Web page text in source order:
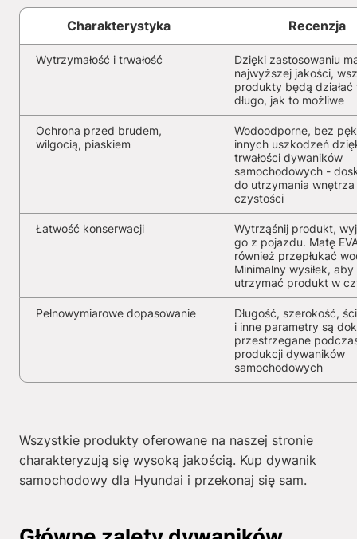
Charakterystyka Recenzja
Wytrzymałość i trwałość
Dzięki zastosowaniu
najwyższej jakości,
produkty będą działać
długo, jak to możliwe
Ochrona przed brudem,
wilgocią, piaskiem
Wodoodporne, bez
innych uszkodzeń
trwałości dywaników
samochodowych -
do utrzymania wnętrza
czystości
Łatwość konserwacji
Wytrząśnij produkt,
go z pojazdu. Matę
również przepłukać
Minimalny wysiłek, aby
utrzymać produkt w
Pełnowymiarowe dopasowanie
Długość, szerokość,
i inne parametry są
przestrzegane
produkcji dywaników
samochodowych
Wszystkie produkty oferowane na naszej stronie
charakteryzują się wysoką jakością. Kup dywanik
samochodowy dla Hyundai i przekonaj się sam.